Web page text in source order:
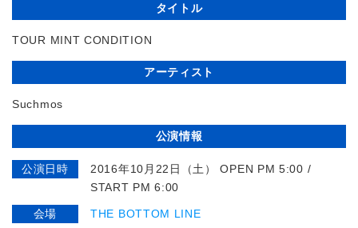
タイトル
TOUR MINT CONDITION
アーティスト
Suchmos
公演情報
公演日時
2016年10月22日（土） OPEN PM 5:00 /
START PM 6:00
会場 THE BOTTOM LINE